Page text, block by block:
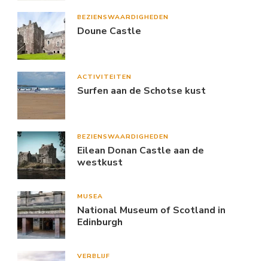
BEZIENSWAARDIGHEDEN
Doune Castle
ACTIVITEITEN
Surfen aan de Schotse kust
BEZIENSWAARDIGHEDEN
Eilean Donan Castle aan de
westkust
MUSEA
National Museum of Scotland in
Edinburgh
VERBLIJF